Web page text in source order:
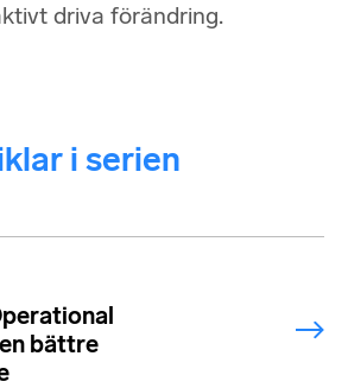
driva förändring.
i serien
bättre